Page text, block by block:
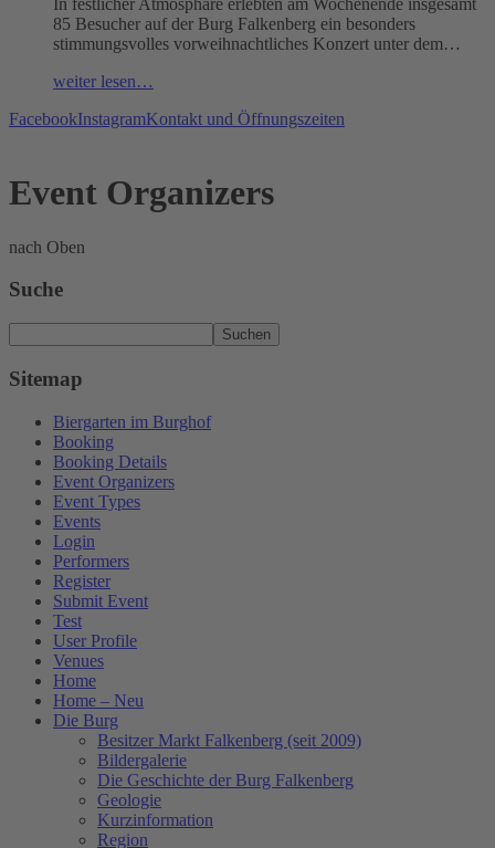
85 Besucher auf der Burg Falkenberg ein besonders
stimmungsvolles vorweihnachtliches Konzert unter dem…
weiter lesen…
FacebookInstagramKontakt und Öffnungszeiten
Event Organizers
nach Oben
Suche
Suchen
Sitemap
Biergarten im Burghof
Booking
Booking Details
Event Organizers
Event Types
Events
Login
Performers
Register
Submit Event
Test
User Profile
Venues
Home
Home – Neu
Die Burg
Besitzer Markt Falkenberg (seit 2009)
Bildergalerie
Die Geschichte der Burg Falkenberg
Geologie
Kurzinformation
Region